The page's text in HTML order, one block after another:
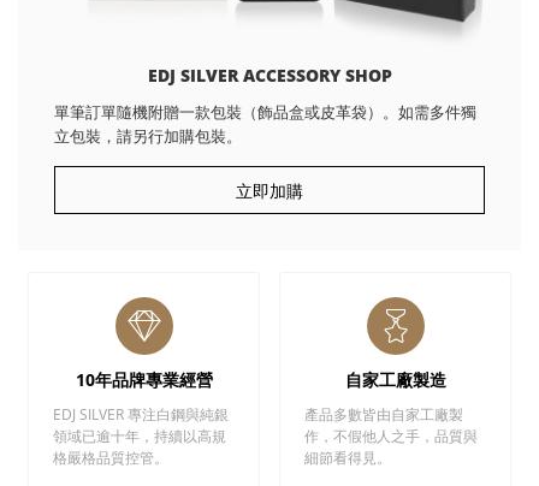
EDJ SILVER ACCESSORY SHOP
單筆訂單隨機附贈一款包裝（飾品盒或皮革袋）。如需多件獨
立包裝，請另行加購包裝。
立即加購
10年品牌專業經營
EDJ SILVER 專注白鋼與純銀
領域已逾十年，持續以高規
格嚴格品質控管。
自家工廠製造
產品多數皆由自家工廠製
作，不假他人之手，品質與
細節看得見。